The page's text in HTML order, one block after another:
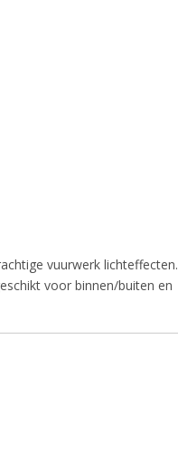
vuurwerk lichteffecten.
voor binnen/buiten en